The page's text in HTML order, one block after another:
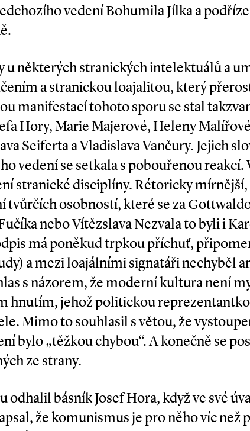
vedení Bohumila Jílka a
u některých stranických intelektuálů a
a stranickou loajalitou, který
manifestací tohoto sporu se stal
Hory, Marie Majerové, Heleny
Seiferta a Vladislava Vančury. Jejich
vedení se setkala s pobouřenou reakcí.
stranické disciplíny. Rétoricky
tvůrčích osobností, které se za
nebo Vítězslava Nezvala to byli i
má poněkud trpkou příchuť,
a mezi loajálními signatáři nechyběl
s názorem, že moderní kultura není
hnutím, jehož politickou
Mimo to souhlasil s větou, že
bylo „těžkou chybou“. A konečně se
ze strany.
básník Josef Hora, když ve své
že komunismus je pro něho víc